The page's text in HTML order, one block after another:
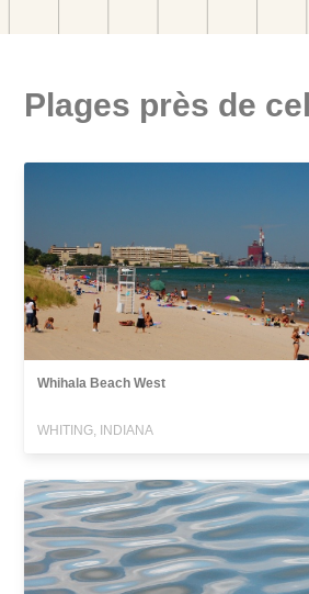
Plages près de
Whihala Beach West
WHITING, INDIANA